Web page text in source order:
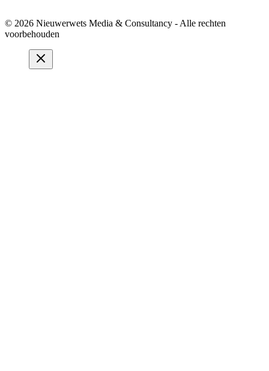
© 2026 Nieuwerwets Media & Consultancy - Alle rechten
voorbehouden